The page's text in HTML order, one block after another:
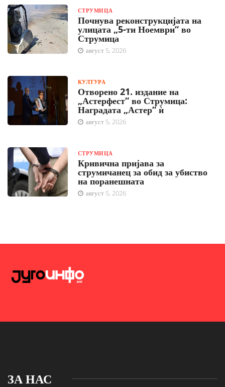
СТРУМИЦА
Почнува реконструкцијата на
улицата „5-ти Ноември“ во
Струмица
август 5, 2026
КУЛТУРА
Отворено 21. издание на
„Астерфест“ во Струмица:
Наградата „Астер“ ѝ
август 5, 2026
СТРУМИЦА
Кривична пријава за
струмичанец за обид за убиство
на поранешната
август 5, 2026
ЗА НАС